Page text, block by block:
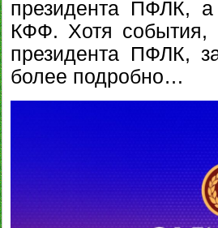
президента ПФЛК, а
КФФ. Хотя события,
президента ПФЛК,
более подробно…